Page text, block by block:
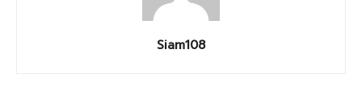
Siam108